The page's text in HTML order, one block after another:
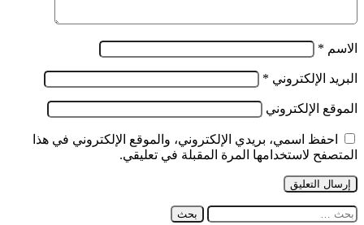
الاسم *
البريد الإلكتروني *
الموقع الإلكتروني
احفظ اسمي، بريدي الإلكتروني، والموقع الإلكتروني في هذا
المتصفح لاستخدامها المرة المقبلة في تعليقي.
البحث